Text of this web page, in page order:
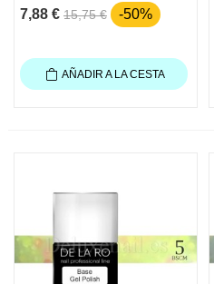
7,88 € 15,75 € -50%
AÑADIR A LA CESTA